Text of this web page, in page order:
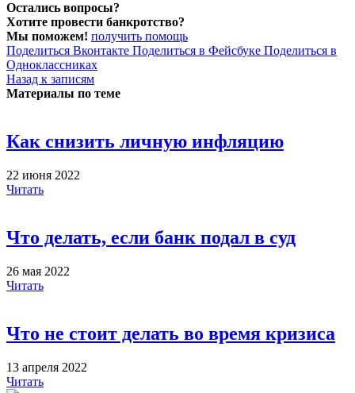
Остались вопросы?
Хотите провести банкротство?
Мы поможем! получить помощь
Поделиться Вконтакте Поделиться в Фейсбуке Поделиться в
Одноклассниках
Назад к записям
Материалы по теме
Как снизить личную инфляцию
22 июня 2022
Читать
Что делать, если банк подал в суд
26 мая 2022
Читать
Что не стоит делать во время кризиса
13 апреля 2022
Читать